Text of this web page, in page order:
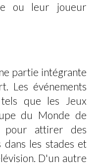
ou leur joueur
partie intégrante
Les événements
que les Jeux
du Monde de
pour attirer des
les stades et
D'un autre